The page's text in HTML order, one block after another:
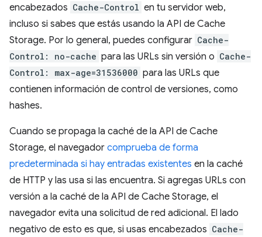
encabezados Cache-Control en tu servidor web,
incluso si sabes que estás usando la API de Cache
Storage. Por lo general, puedes configurar Cache-
Control: no-cache para las URLs sin versión o Cache-
Control: max-age=31536000 para las URLs que
contienen información de control de versiones, como
hashes.
Cuando se propaga la caché de la API de Cache
Storage, el navegador comprueba de forma
predeterminada si hay entradas existentes en la caché
de HTTP y las usa si las encuentra. Si agregas URLs con
versión a la caché de la API de Cache Storage, el
navegador evita una solicitud de red adicional. El lado
negativo de esto es que, si usas encabezados Cache-